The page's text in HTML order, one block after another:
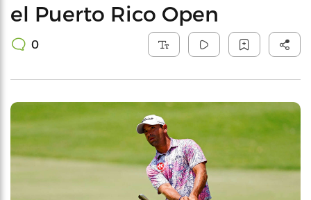
el Puerto Rico Open
0